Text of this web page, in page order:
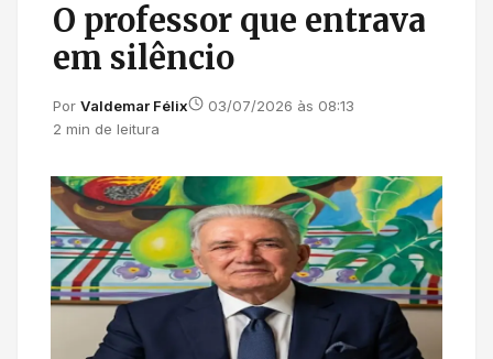
O professor que entrava
em silêncio
Por Valdemar Félix
03/07/2026 às 08:13
2 min de leitura